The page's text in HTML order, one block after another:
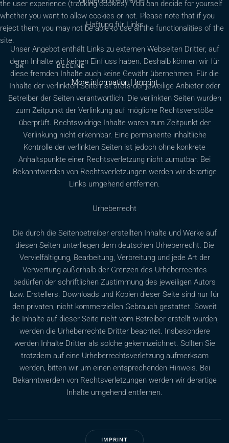
Haftung für Links
Unser Angebot enthält Links zu externen Webseiten Dritter, auf
deren Inhalte wir keinen Einfluss haben. Deshalb können wir für
diese fremden Inhalte auch keine Gewähr übernehmen. Für die
Inhalte der verlinkten Seiten ist stets der jeweilige Anbieter oder
Betreiber der Seiten verantwortlich. Die verlinkten Seiten wurden
zum Zeitpunkt der Verlinkung auf mögliche Rechtsverstöße
überprüft. Rechtswidrige Inhalte waren zum Zeitpunkt der
Verlinkung nicht erkennbar. Eine permanente inhaltliche
Kontrolle der verlinkten Seiten ist jedoch ohne konkrete
Anhaltspunkte einer Rechtsverletzung nicht zumutbar. Bei
Bekanntwerden von Rechtsverletzungen werden wir derartige
Links umgehend entfernen.
Urheberrecht
Die durch die Seitenbetreiber erstellten Inhalte und Werke auf
diesen Seiten unterliegen dem deutschen Urheberrecht. Die
Vervielfältigung, Bearbeitung, Verbreitung und jede Art der
Verwertung außerhalb der Grenzen des Urheberrechtes
bedürfen der schriftlichen Zustimmung des jeweiligen Autors
bzw. Erstellers. Downloads und Kopien dieser Seite sind nur für
den privaten, nicht kommerziellen Gebrauch gestattet. Soweit
die Inhalte auf dieser Seite nicht vom Betreiber erstellt wurden,
werden die Urheberrechte Dritter beachtet. Insbesondere
werden Inhalte Dritter als solche gekennzeichnet. Sollten Sie
trotzdem auf eine Urheberrechtsverletzung aufmerksam
werden, bitten wir um einen entsprechenden Hinweis. Bei
Bekanntwerden von Rechtsverletzungen werden wir derartige
Inhalte umgehend entfernen.
IMPRINT
the user experience (tracking cookies). You can decide for yourself
whether you want to allow cookies or not. Please note that if you
reject them, you may not be able to use all the functionalities of the
site.
OK DECLINE
More information|Imprint